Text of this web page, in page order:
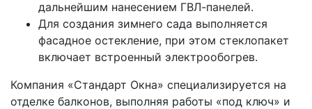
дальнейшим нанесением ГВЛ-панелей.
Для создания зимнего сада выполняется
фасадное остекление, при этом стеклопакет
включает встроенный электрообогрев.
Компания «Стандарт Окна» специализируется на
отделке балконов, выполняя работы «под ключ» и